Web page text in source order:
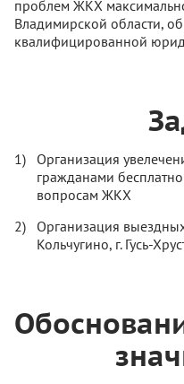
проблем ЖКХ
Владимирской области,
квалифицированной
Организация
гражданами
вопросам ЖКХ
Организация
Кольчугино, г. Гусь-